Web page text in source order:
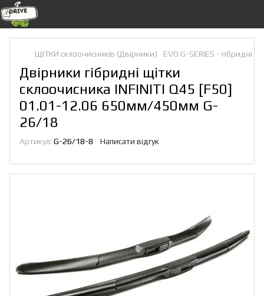
ЩІТКИ склоочисників (Двірники) EVO G-SERIES - гібридні
Двірники гібридні щітки
склоочисника INFINITI Q45 [F50]
01.01-12.06 650мм/450мм G-
26/18
Артикул: G-26/18-8 Написати відгук